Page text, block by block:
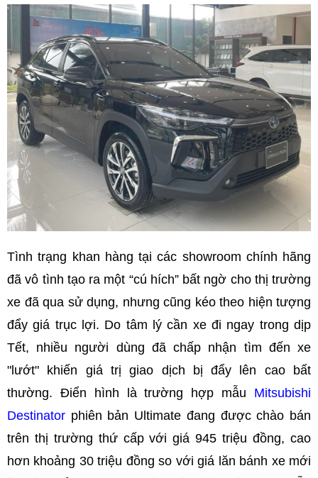
Tình trạng khan hàng tại các showroom chính hãng
đã vô tình tạo ra một “cú hích” bất ngờ cho thị trường
xe đã qua sử dụng, nhưng cũng kéo theo hiện tượng
đẩy giá trục lợi. Do tâm lý cần xe đi ngay trong dịp
Tết, nhiều người dùng đã chấp nhận tìm đến xe
"lướt" khiến giá trị giao dịch bị đẩy lên cao bất
thường. Điển hình là trường hợp mẫu Mitsubishi
Destinator phiên bản Ultimate đang được chào bán
trên thị trường thứ cấp với giá 945 triệu đồng, cao
hơn khoảng 30 triệu đồng so với giá lăn bánh xe mới